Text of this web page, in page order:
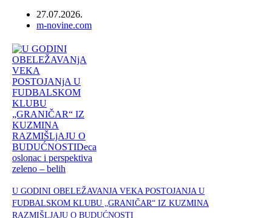
27.07.2026.
Author
m-novine.com
U GODINI OBELEŽAVANJA VEKA POSTOJANJA U
FUDBALSKOM KLUBU „GRANIČAR“ IZ KUZMINA
RAZMIŠLJAJU O BUDUĆNOSTI